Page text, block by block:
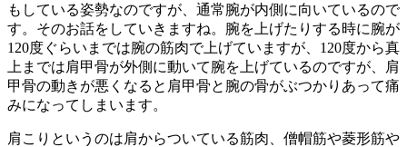
もしている姿勢なのですが、通常腕が内側に向いているので
す。そのお話をしていきますね。腕を上げたりする時に腕が
120度ぐらいまでは腕の筋肉で上げていますが、120度から真
上までは肩甲骨が外側に動いて腕を上げているのですが、肩
甲骨の動きが悪くなると肩甲骨と腕の骨がぶつかりあって痛
みになってしまいます。
肩こりというのは肩からついている筋肉、僧帽筋や菱形筋や